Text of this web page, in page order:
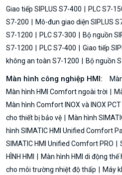
Giao tiếp SIPLUS S7-400
PLC S7-
S7-200
Mô-đun giao diện SIPLUS
S7-1200
PLC S7-300 Bộ nguồn
S7-1200
PLC S7-400 Giao tiếp
không an toàn S7-1200
Bộ nguồn
Màn hình công nghiệp HMI:
Màn hình HMI Comfort ngoài trời
Màn hình Comfort INOX và INOX PCT
cho thiết bị bảo vệ
Màn hình
hình SIMATIC HMI Unified Comfort
SIMATIC HMI Unified Comfort PRO
HÌNH HMI
Màn hình HMI di động thế
cho môi trường nhiệt độ thấp
Máy